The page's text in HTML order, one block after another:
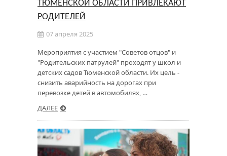
ТЮМЕНСКОЙ ОБЛАСТИ ПРИВЛЕКАЮТ
РОДИТЕЛЕЙ
07 апреля 2025
Мероприятия с участием "Советов отцов" и
"Родительских патрулей" проходят у школ и
детских садов Тюменской области. Их цель -
снизить аварийность на дорогах при
перевозке детей в автомобилях, …
ДАЛЕЕ